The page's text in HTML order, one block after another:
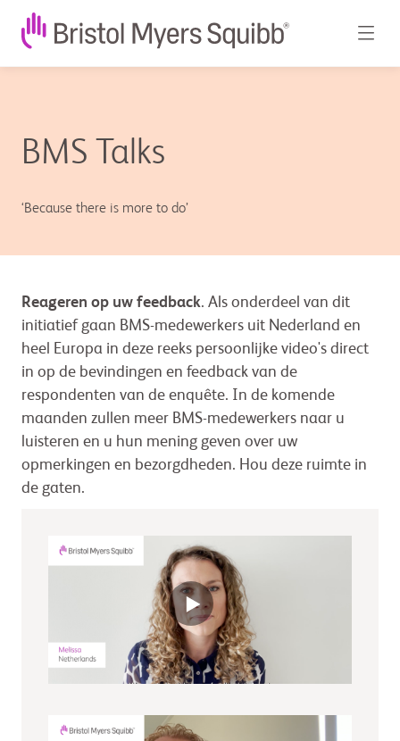
BMS Talks
‘Because there is more to do’
Reageren op uw feedback. Als onderdeel van dit
initiatief gaan BMS-medewerkers uit Nederland en
heel Europa in deze reeks persoonlijke video's direct
in op de bevindingen en feedback van de
respondenten van de enquête. In de komende
maanden zullen meer BMS-medewerkers naar u
luisteren en u hun mening geven over uw
opmerkingen en bezorgdheden. Hou deze ruimte in
de gaten.